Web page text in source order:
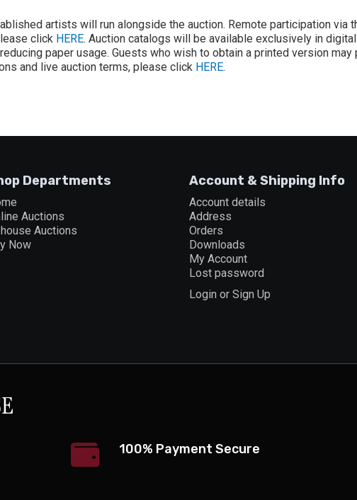
artists will run alongside the auction. Remote participation via
click HERE. Auction catalogs will be available exclusively in
paper usage. Guests who wish to obtain a printed version may
and live auction terms, please click HERE.
Departments
Auctions
house Auctions
Now
Account & Shipping Info
Account details
Address
Orders
Downloads
My Account
Lost password
Login or Sign Up
100% Payment Secure